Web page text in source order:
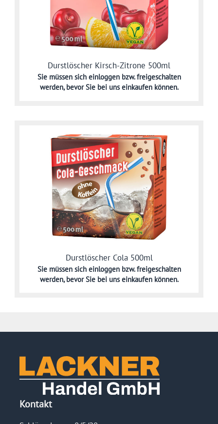
Durstlöscher Kirsch-Zitrone 500ml
Sie müssen sich einloggen bzw. freigeschalten
werden,bevor Sie bei uns einkaufen können.
Durstlöscher Cola 500ml
Sie müssen sich einloggen bzw. freigeschalten
werden,bevor Sie bei uns einkaufen können.
Kontakt